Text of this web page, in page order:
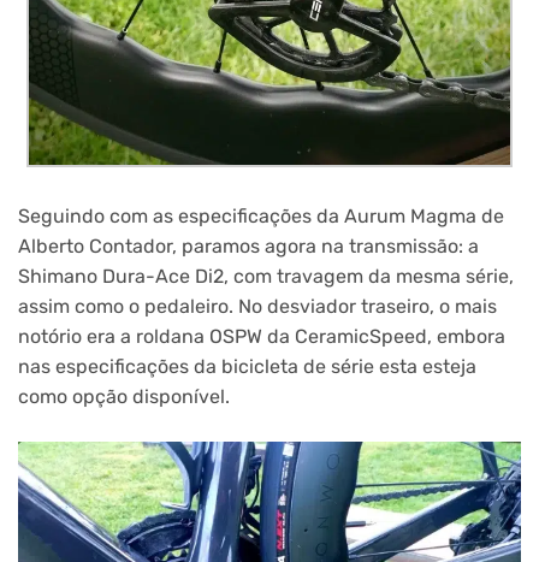
Seguindo com as especificações da Aurum Magma de
Alberto Contador, paramos agora na transmissão: a
Shimano Dura-Ace Di2, com travagem da mesma série,
assim como o pedaleiro. No desviador traseiro, o mais
notório era a roldana OSPW da CeramicSpeed, embora
nas especificações da bicicleta de série esta esteja
como opção disponível.